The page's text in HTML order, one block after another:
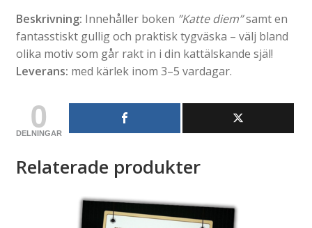
Beskrivning: Innehåller boken ”Katte diem”samt en
fantasstiskt gullig och praktisk tygväska – välj bland
olika motiv som går rakt in i din kattälskande själ!
Leverans: med kärlek inom 3–5 vardagar.
0
DELNINGAR
Relaterade produkter